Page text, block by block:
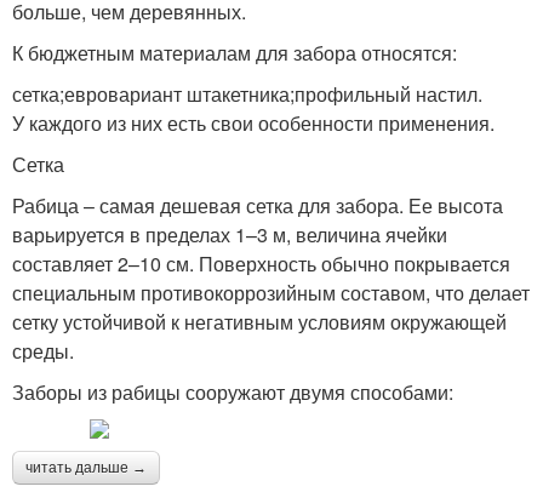
больше, чем деревянных.
К бюджетным материалам для забора относятся:
сетка;евровариант штакетника;профильный настил.
У каждого из них есть свои особенности применения.
Сетка
Рабица – самая дешевая сетка для забора. Ее высота
варьируется в пределах 1–3 м, величина ячейки
составляет 2–10 см. Поверхность обычно покрывается
специальным противокоррозийным составом, что делает
сетку устойчивой к негативным условиям окружающей
среды.
Заборы из рабицы сооружают двумя способами:
читать дальше →